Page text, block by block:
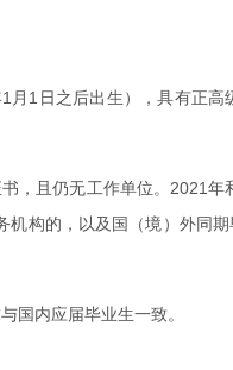
1日之后出生），具有正
，且仍无工作单位。2021
构的，以及国（境）外同
国内应届毕业生一致。